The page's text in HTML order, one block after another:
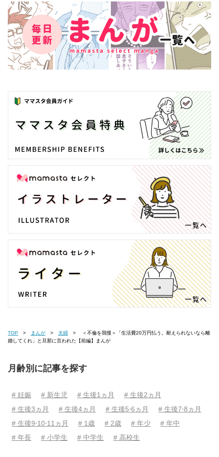
TOP まんが 夫婦
婚してくれ」と旦那に言われた【前編】まんが
月齢別に記事を探す
# 妊娠 # 新生児 # 生後1ヵ月
# 生後2ヵ月
# 生後3ヵ月
# 生後4ヵ月 # 生後5⋅6ヵ月
# 生後7⋅8ヵ月
# 生後9⋅10⋅11ヵ月
# 1歳 # 2歳 # 年少
# 年中
# 年長
# 小学生 # 中学生 # 高校生